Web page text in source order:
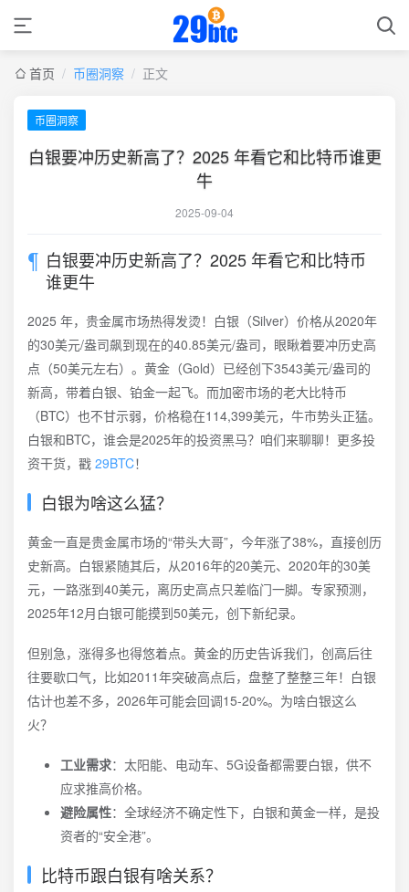
首页 / 币圈洞察 / 正文
币圈洞察
白银要冲历史新高了？2025 年看它和比特币谁更
牛
2025-09-04
白银要冲历史新高了？2025 年看它和比特币
谁更牛
2025 年，贵金属市场热得发烫！白银（Silver）价格从2020年
的30美元/盎司飙到现在的40.85美元/盎司，眼瞅着要冲历史高
点（50美元左右）。黄金（Gold）已经创下3543美元/盎司的
新高，带着白银、铂金一起飞。而加密市场的老大比特币
（BTC）也不甘示弱，价格稳在114,399美元，牛市势头正猛。
白银和BTC，谁会是2025年的投资黑马？咱们来聊聊！更多投
资干货，戳 29BTC！
白银为啥这么猛？
黄金一直是贵金属市场的“带头大哥”，今年涨了38%，直接创历
史新高。白银紧随其后，从2016年的20美元、2020年的30美
元，一路涨到40美元，离历史高点只差临门一脚。专家预测，
2025年12月白银可能摸到50美元，创下新纪录。
但别急，涨得多也得悠着点。黄金的历史告诉我们，创高后往
往要歇口气，比如2011年突破高点后，盘整了整整三年！白银
估计也差不多，2026年可能会回调15-20%。为啥白银这么
火？
工业需求：太阳能、电动车、5G设备都需要白银，供不
应求推高价格。
避险属性：全球经济不确定性下，白银和黄金一样，是投
资者的“安全港”。
比特币跟白银有啥关系？